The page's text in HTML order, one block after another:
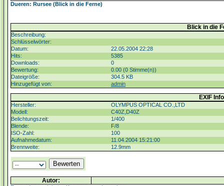
Dueren: Rursee (Blick in die Ferne)
Blick in die
Beschreibung:
Schlüsselwörter:
Datum:
22.05.2004 22:28
Hits:
5385
Downloads:
0
Bewertung:
0.00 (0 Stimme(n))
Dateigröße:
304.5 KB
Hinzugefügt von:
admin
EXIF Info
Hersteller:
OLYMPUS OPTICAL CO.,LTD
Modell:
C40Z,D40Z
Belichtungszeit:
1/400
Blende:
F/8
ISO-Zahl:
100
Aufnahmedatum:
11.04.2004 15:21:00
Brennweite:
12.9mm
Autor: